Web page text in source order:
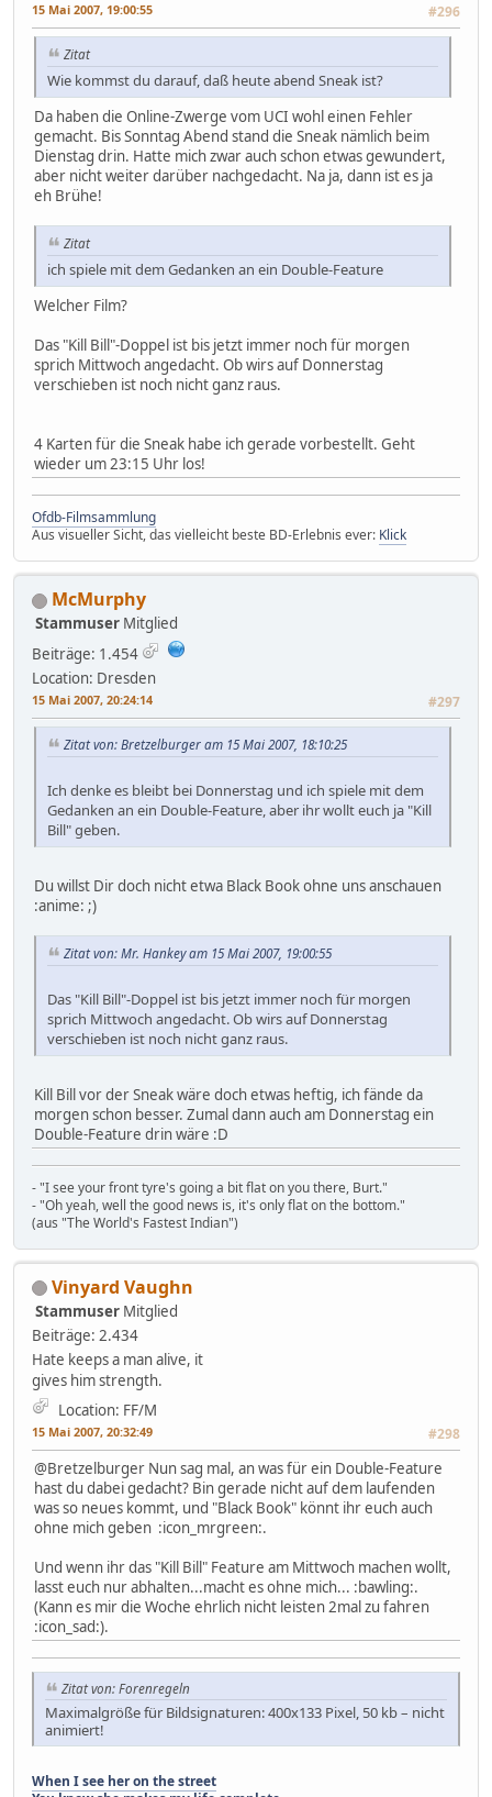
15 Mai 2007, 19:00:55 #296
Zitat
Wie kommst du darauf, daß heute abend Sneak ist?
Da haben die Online-Zwerge vom UCI wohl einen Fehler
gemacht. Bis Sonntag Abend stand die Sneak nämlich beim
Dienstag drin. Hatte mich zwar auch schon etwas gewundert,
aber nicht weiter darüber nachgedacht. Na ja, dann ist es ja
eh Brühe!
Zitat
ich spiele mit dem Gedanken an ein Double-Feature
Welcher Film?
Das "Kill Bill"-Doppel ist bis jetzt immer noch für morgen
sprich Mittwoch angedacht. Ob wirs auf Donnerstag
verschieben ist noch nicht ganz raus.
4 Karten für die Sneak habe ich gerade vorbestellt. Geht
wieder um 23:15 Uhr los!
Ofdb-Filmsammlung
Aus visueller Sicht, das vielleicht beste BD-Erlebnis ever: Klick
McMurphy
Stammuser Mitglied
Beiträge: 1.454
Location: Dresden
15 Mai 2007, 20:24:14 #297
Zitat von: Bretzelburger am 15 Mai 2007, 18:10:25
Ich denke es bleibt bei Donnerstag und ich spiele mit dem
Gedanken an ein Double-Feature, aber ihr wollt euch ja "Kill
Bill" geben.
Du willst Dir doch nicht etwa Black Book ohne uns anschauen
:anime: ;)
Zitat von: Mr. Hankey am 15 Mai 2007, 19:00:55
Das "Kill Bill"-Doppel ist bis jetzt immer noch für morgen
sprich Mittwoch angedacht. Ob wirs auf Donnerstag
verschieben ist noch nicht ganz raus.
Kill Bill vor der Sneak wäre doch etwas heftig, ich fände da
morgen schon besser. Zumal dann auch am Donnerstag ein
Double-Feature drin wäre :D
- "I see your front tyre's going a bit flat on you there, Burt."
- "Oh yeah, well the good news is, it's only flat on the bottom."
(aus "The World's Fastest Indian")
Vinyard Vaughn
Stammuser Mitglied
Beiträge: 2.434
Hate keeps a man alive, it
gives him strength.
Location: FF/M
15 Mai 2007, 20:32:49 #298
@Bretzelburger Nun sag mal, an was für ein Double-Feature
hast du dabei gedacht? Bin gerade nicht auf dem laufenden
was so neues kommt, und "Black Book" könnt ihr euch auch
ohne mich geben :icon_mrgreen:.
Und wenn ihr das "Kill Bill" Feature am Mittwoch machen wollt,
lasst euch nur abhalten...macht es ohne mich... :bawling:.
(Kann es mir die Woche ehrlich nicht leisten 2mal zu fahren
:icon_sad:).
Zitat von: Forenregeln
Maximalgröße für Bildsignaturen: 400x133 Pixel, 50 kb – nicht
animiert!
When I see her on the street